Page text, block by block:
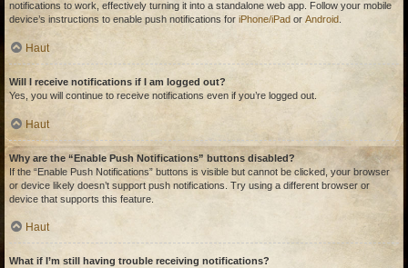
notifications to work, effectively turning it into a standalone web app. Follow your mobile
device’s instructions to enable push notifications for iPhone/iPad or Android
Haut
Will I receive notifications if I am logged out?
Yes, you will continue to receive notifications even if you’re logged out.
Haut
Why are the “Enable Push Notifications” buttons disabled?
If the “Enable Push Notifications” buttons is visible but cannot be clicked, your browser
or device likely doesn’t support push notifications. Try using a different browser or
device that supports this feature.
Haut
What if I’m still having trouble receiving notifications?